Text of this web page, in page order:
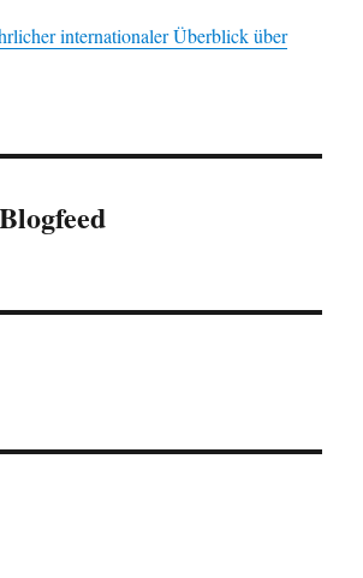
internationaler Überblick über